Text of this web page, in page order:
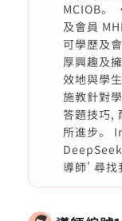
MCIOB。
及會員
可學歷及
厚興趣及
效地與學
施教針對
答題技巧,
所進步。
導師' 尋找